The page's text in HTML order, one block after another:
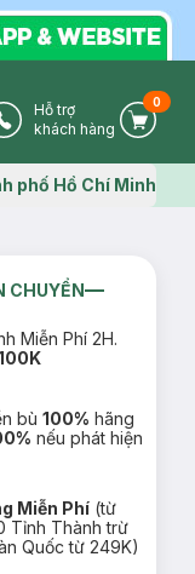
IconPhone Icon
Hỗ trợ
khách hàng
Cart
0
icon
phố Hồ Chí Minh
CHUYỂN
Miễn Phí 2H.
bù100% hãng
nếu phát hiện
Miễn Phí (từ
Tỉnh Thành trừ
Quốc từ 249K)